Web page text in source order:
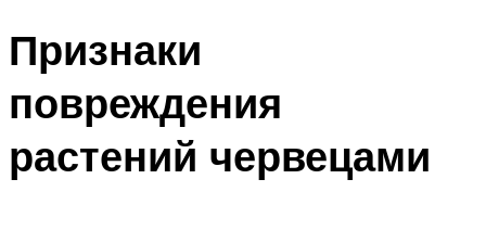
Признаки
повреждения
растений червецами